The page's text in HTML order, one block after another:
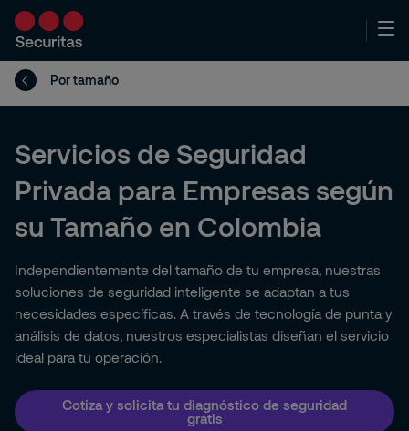
Por tamaño
Servicios de Seguridad
Privada para Empresas según
su Tamaño en Colombia
Independientemente del tamaño de tu empresa, nuestras
soluciones de seguridad inteligente se adaptan a tus
necesidades específicas. A través de tecnología de punta y
análisis de datos, nuestros especialistas diseñan el servicio
ideal para tu operación.
Cotiza y solicita tu diagnóstico de seguridad
gratis